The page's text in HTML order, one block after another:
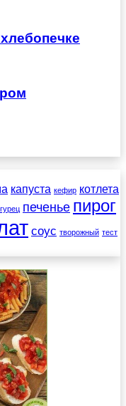
капуста кефир котлета
печенье пирог
соус творожный тест